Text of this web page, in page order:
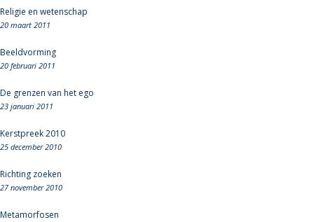
Religie en wetenschap
20 maart 2011
Beeldvorming
20 februari 2011
De grenzen van het ego
23 januari 2011
Kerstpreek 2010
25 december 2010
Richting zoeken
27 november 2010
Metamorfosen